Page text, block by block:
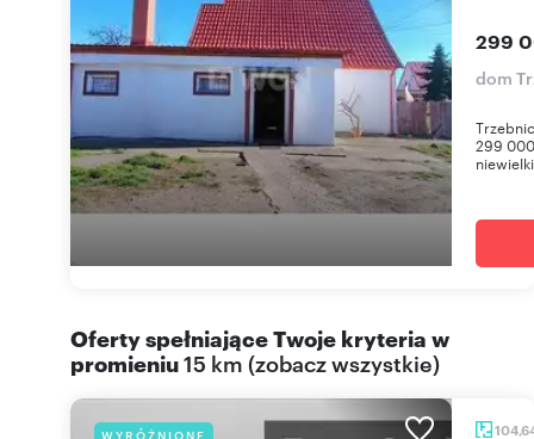
299
dom
299
Oferty spełniające Twoje kryteria w
promieniu15 km (zobacz wszystkie)
WYRÓŻNIONE